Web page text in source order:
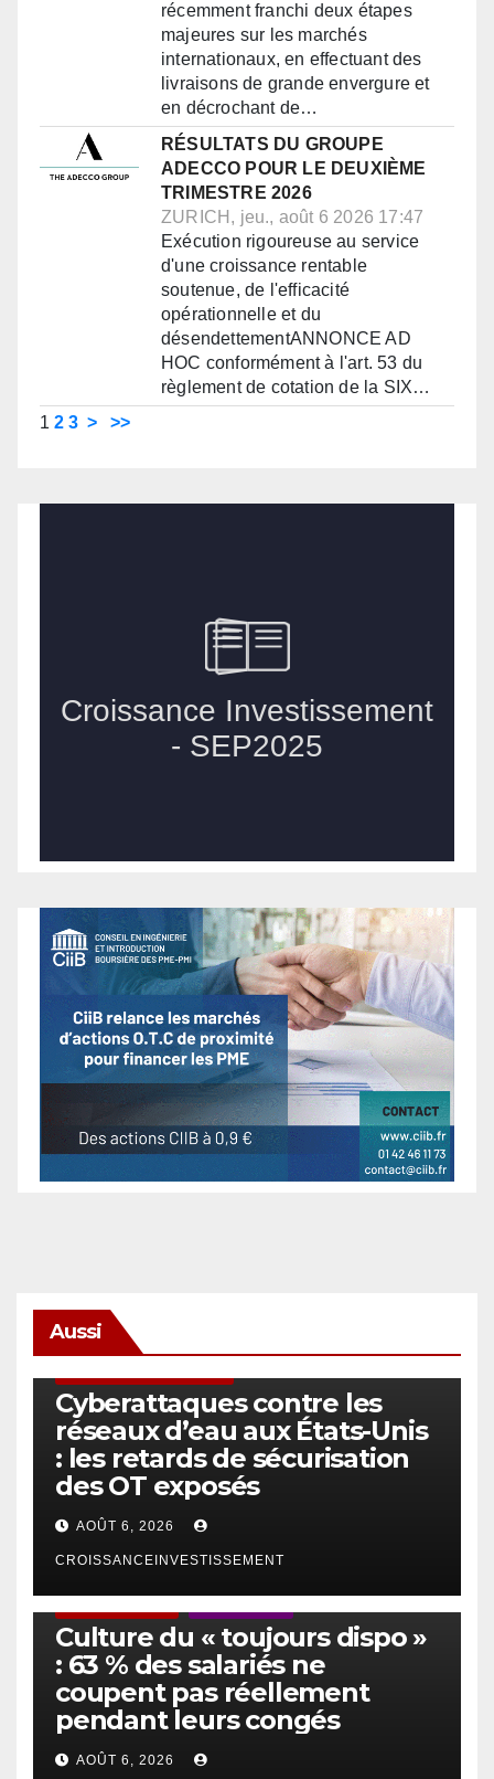
récemment franchi deux étapes
majeures sur les marchés
internationaux, en effectuant des
livraisons de grande envergure et
en décrochant de…
RÉSULTATS DU GROUPE
ADECCO POUR LE DEUXIÈME
TRIMESTRE 2026
ZURICH, jeu., août 6 2026 17:47
Exécution rigoureuse au service
d'une croissance rentable
soutenue, de l'efficacité
opérationnelle et du
désendettementANNONCE AD
HOC conformément à l'art. 53 du
règlement de cotation de la SIX…
1 2 3 > >>
Aussi
Cyberattaques contre les
réseaux d’eau aux États-Unis
: les retards de sécurisation
des OT exposés
AOÛT 6, 2026
CROISSANCEINVESTISSEMENT
Culture du « toujours dispo »
: 63 % des salariés ne
coupent pas réellement
pendant leurs congés
AOÛT 6, 2026